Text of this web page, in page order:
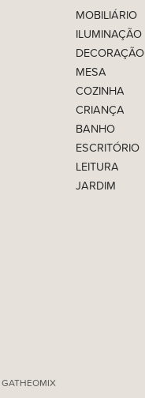
MOBILIÁRIO
ILUMINAÇÃO
DECORAÇÃO
MESA
COZINHA
CRIANÇA
BANHO
ESCRITÓRIO
LEITURA
JARDIM
GATHEOMIX